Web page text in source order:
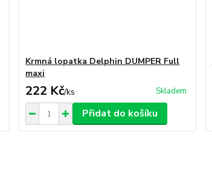
Krmná lopatka Delphin DUMPER Full
maxi
222 Kč/ks Skladem
Přidat do košíku